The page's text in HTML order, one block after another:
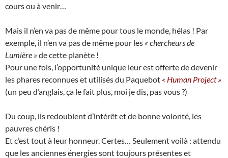
cours ou à venir…
Mais il n’en va pas de même pour tous le monde, hélas ! Par
exemple, il n’en va pas de même pour les « chercheurs de
Lumière » de cette planète !
Pour une fois, l’opportunité unique leur est offerte de devenir
les phares reconnues et utilisés du Paquebot « Human Project »
(un peu d’anglais, ça le fait plus, moi je dis, pas vous ?)
Du coup, ils redoublent d’intérêt et de bonne volonté, les
pauvres chéris !
Et c’est tout à leur honneur. Certes… Seulement voilà : attendu
que les anciennes énergies sont toujours présentes et